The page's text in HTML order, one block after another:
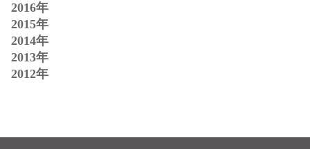
2016年
2015年
2014年
2013年
2012年